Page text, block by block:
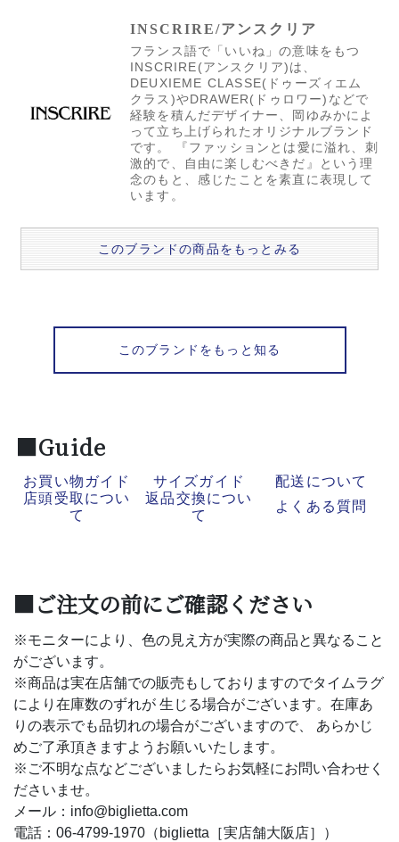
INSCRIRE/アンスクリア
フランス語で「いいね」の意味をもつ
INSCRIRE(アンスクリア)は、
DEUXIEME CLASSE(ドゥーズィエム
クラス)やDRAWER(ドゥロワー)などで
経験を積んだデザイナー、岡ゆみかによ
って立ち上げられたオリジナルブランド
です。 『ファッションとは愛に溢れ、刺
激的で、自由に楽しむべきだ』という理
念のもと、感じたことを素直に表現して
います。
このブランドの商品をもっとみる
このブランドをもっと知る
■Guide
お買い物ガイド サイズガイド
配送について
店頭受取につい
て
返品交換につい
て
よくある質問
■ご注文の前にご確認ください
※モニターにより、色の見え方が実際の商品と異なること
がございます。
※商品は実在店舗での販売もしておりますのでタイムラグ
により在庫数のずれが 生じる場合がございます。在庫あ
りの表示でも品切れの場合がございますので、 あらかじ
めご了承頂きますようお願いいたします。
※ご不明な点などございましたらお気軽にお問い合わせく
ださいませ。
メール：info@biglietta.com
電話：06-4799-1970（biglietta［実店舗大阪店］）